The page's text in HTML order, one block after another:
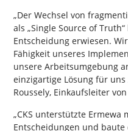
„Der Wechsel von
als „Single Source of
Entscheidung erwiesen.
Fähigkeit unseres
unsere Arbeitsumgebung
einzigartige Lösung für
Roussely, Einkaufsleiter
„CKS unterstützte Ermewa
Entscheidungen und